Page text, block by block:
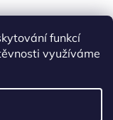
funkcí
využíváme